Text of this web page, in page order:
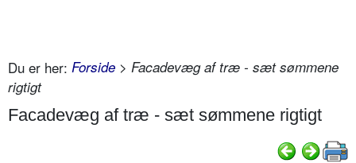
Du er her: Forside > Facadevæg af træ - sæt sømmene
rigtigt
Facadevæg af træ - sæt sømmene rigtigt